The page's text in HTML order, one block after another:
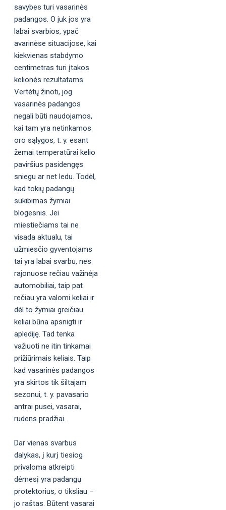
savybes turi vasarinės
padangos. O juk jos yra
labai svarbios, ypač
avarinėse situacijose, kai
kiekvienas stabdymo
centimetras turi įtakos
kelionės rezultatams.
Vertėtų žinoti, jog
vasarinės padangos
negali būti naudojamos,
kai tam yra netinkamos
oro sąlygos, t. y. esant
žemai temperatūrai kelio
paviršius pasidengęs
sniegu ar net ledu. Todėl,
kad tokių padangų
sukibimas žymiai
blogesnis. Jei
miestiečiams tai ne
visada aktualu, tai
užmiesčio gyventojams
tai yra labai svarbu, nes
rajonuose rečiau važinėja
automobiliai, taip pat
rečiau yra valomi keliai ir
dėl to žymiai greičiau
keliai būna apsnigti ir
aplediję. Tad tenka
važiuoti ne itin tinkamai
prižiūrimais keliais. Taip
kad vasarinės padangos
yra skirtos tik šiltajam
sezonui, t. y. pavasario
antrai pusei, vasarai,
rudens pradžiai.
Dar vienas svarbus
dalykas, į kurį tiesiog
privaloma atkreipti
dėmesį yra padangų
protektorius, o tiksliau –
jo raštas. Būtent vasarai